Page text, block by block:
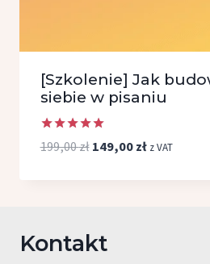
[Szkolenie] Jak
siebie w pisaniu
Oceniono
5.00
199,00zł Pierwotna
149,00 złAktualna
z VAT
Kontakt